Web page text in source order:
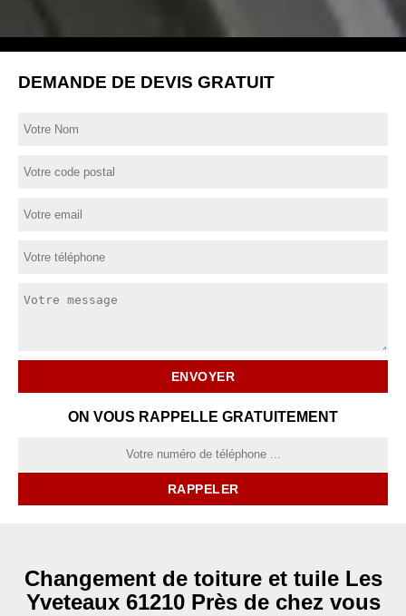
DEMANDE DE DEVIS GRATUIT
ON VOUS RAPPELLE GRATUITEMENT
Changement de toiture et tuile Les
Yveteaux 61210 Près de chez vous